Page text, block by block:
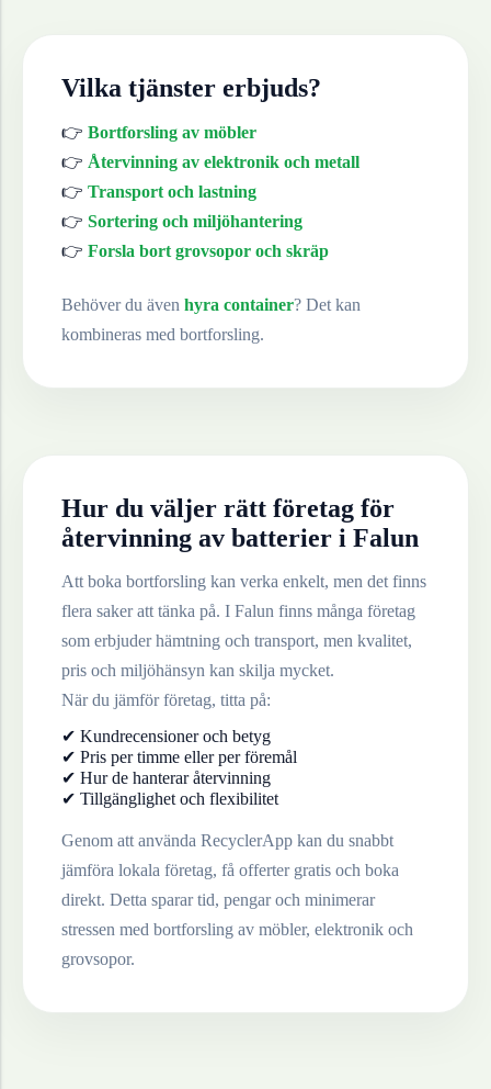
Vilka tjänster erbjuds?
👉 Bortforsling av möbler
👉 Återvinning av elektronik och metall
👉 Transport och lastning
👉 Sortering och miljöhantering
👉 Forsla bort grovsopor och skräp
Behöver du även hyra container? Det kan
kombineras med bortforsling.
Hur du väljer rätt företag för
återvinning av batterier i Falun
Att boka bortforsling kan verka enkelt, men det finns
flera saker att tänka på. I Falun finns många företag
som erbjuder hämtning och transport, men kvalitet,
pris och miljöhänsyn kan skilja mycket.
När du jämför företag, titta på:
✔ Kundrecensioner och betyg
✔ Pris per timme eller per föremål
✔ Hur de hanterar återvinning
✔ Tillgänglighet och flexibilitet
Genom att använda RecyclerApp kan du snabbt
jämföra lokala företag, få offerter gratis och boka
direkt. Detta sparar tid, pengar och minimerar
stressen med bortforsling av möbler, elektronik och
grovsopor.